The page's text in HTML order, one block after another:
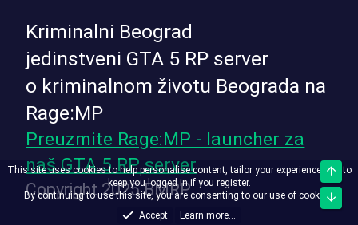
Kriminalni Beograd
jedinstveni GTA 5 RP server
o kriminalnom životu Beograda na
Rage:MP
Preuzmite Rage:MP - launcher za
naš GTA 5 RP server
Copyright 2025 BMRP
This site uses cookies to help personalise content, tailor your experience and to
keep you logged in if you register.
By continuing to use this site, you are consenting to our use of cookies.
Accept
Learn more...
Top